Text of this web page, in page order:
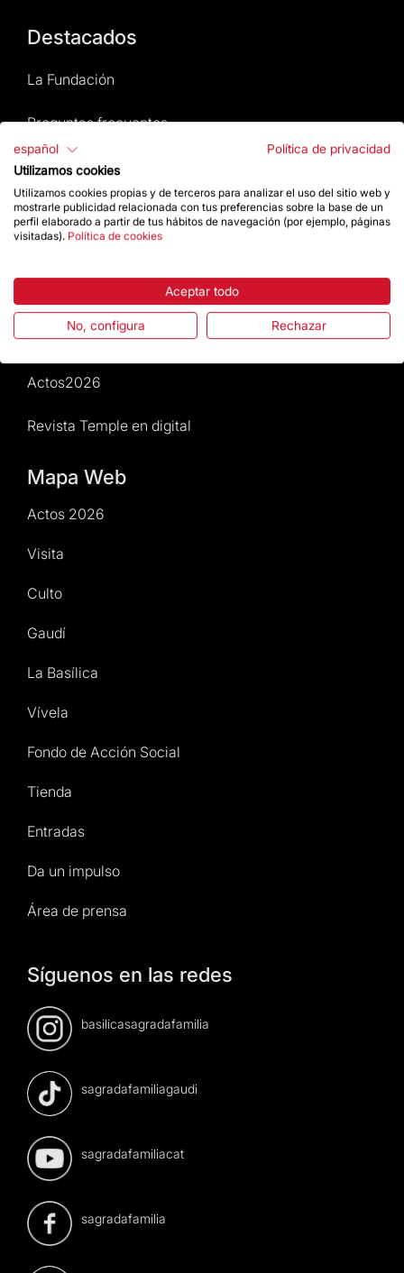
Destacados
La Fundación
Preguntas frecuentes
Atención al Visitante
Normativa y condiciones de compra
Da un impulso
Actos2026
Revista Temple en digital
Mapa Web
Actos 2026
Visita
Culto
Gaudí
La Basílica
Vívela
Fondo de Acción Social
Tienda
Entradas
Da un impulso
Área de prensa
Síguenos en las redes
basilicasagradafamilia
sagradafamiliagaudi
sagradafamiliacat
sagradafamilia
español
Política de privacidad
Utilizamos cookies
Utilizamos cookies propias y de terceros para analizar el uso del sitio web y
mostrarle publicidad relacionada con tus preferencias sobre la base de un
perfil elaborado a partir de tus hábitos de navegación (por ejemplo, páginas
visitadas). Política de cookies
Aceptar todo
No, configura Rechazar